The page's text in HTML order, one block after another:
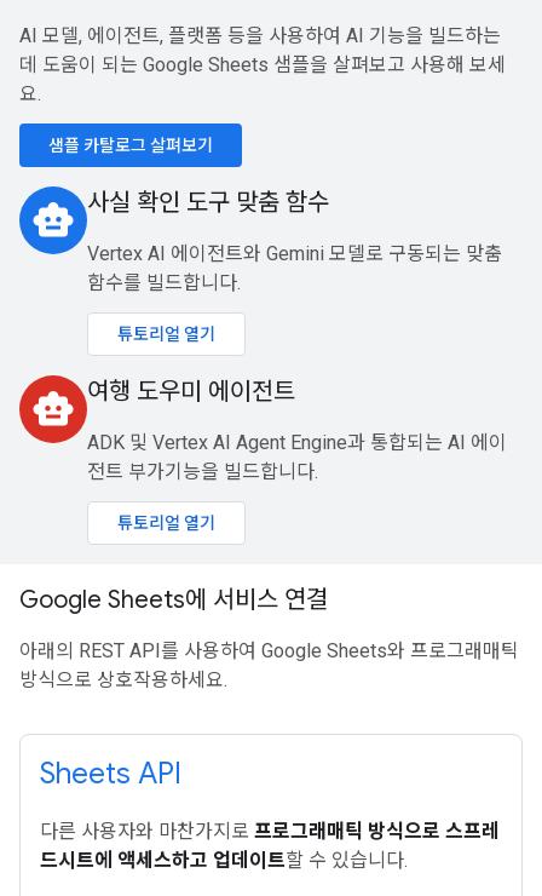
AI 모델, 에이전트, 플랫폼 등을 사용하여 AI 기능을 빌드하는
데 도움이 되는 Google Sheets 샘플을 살펴보고 사용해 보세
요.
샘플 카탈로그 살펴보기
smart_toy 사실 확인 도구 맞춤 함수
Vertex AI 에이전트와 Gemini 모델로 구동되는 맞춤
함수를 빌드합니다.
튜토리얼 열기
smart_toy 여행 도우미 에이전트
ADK 및 Vertex AI Agent Engine과 통합되는 AI 에이
전트 부가기능을 빌드합니다.
튜토리얼 열기
Google Sheets에 서비스 연결
아래의 REST API를 사용하여 Google Sheets와 프로그래매틱
방식으로 상호작용하세요.
Sheets API
다른 사용자와 마찬가지로 프로그래매틱 방식으로 스프레
드시트에 액세스하고 업데이트할 수 있습니다.